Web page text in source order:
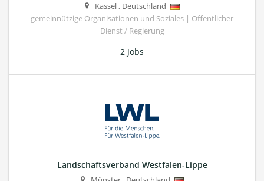
Kassel, Deutschland
gemeinnützige Organisationen und Soziales | Öffentlicher
Dienst / Regierung
2 Jobs
Landschaftsverband Westfalen-Lippe